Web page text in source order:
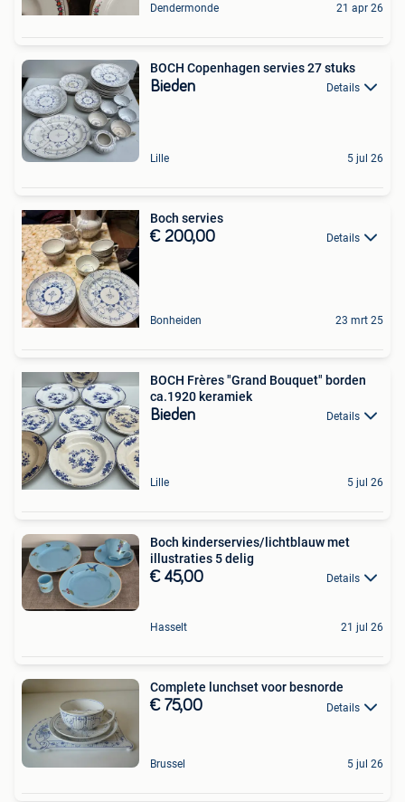
Dendermonde 21 apr 26
BOCH Copenhagen servies 27 stuks
Bieden Details
Lille 5 jul 26
Boch servies
€ 200,00 Details
Bonheiden 23 mrt 25
BOCH Frères "Grand Bouquet" borden
ca.1920 keramiek
Bieden Details
Lille 5 jul 26
Boch kinderservies/lichtblauw met
illustraties 5 delig
€ 45,00 Details
Hasselt 21 jul 26
Complete lunchset voor besnorde
€ 75,00 Details
Brussel 5 jul 26